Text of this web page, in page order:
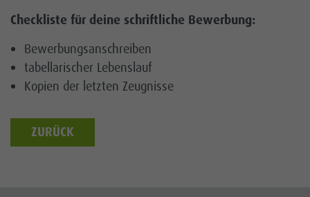
Checkliste für deine schriftliche Bewerbung:
Bewerbungsanschreiben
tabellarischer Lebenslauf
Kopien der letzten Zeugnisse
ZURÜCK